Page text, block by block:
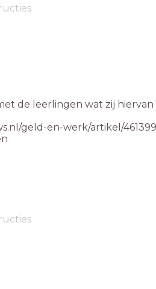
de leerlingen wat zij hiervan
geld-en-werk/artikel/